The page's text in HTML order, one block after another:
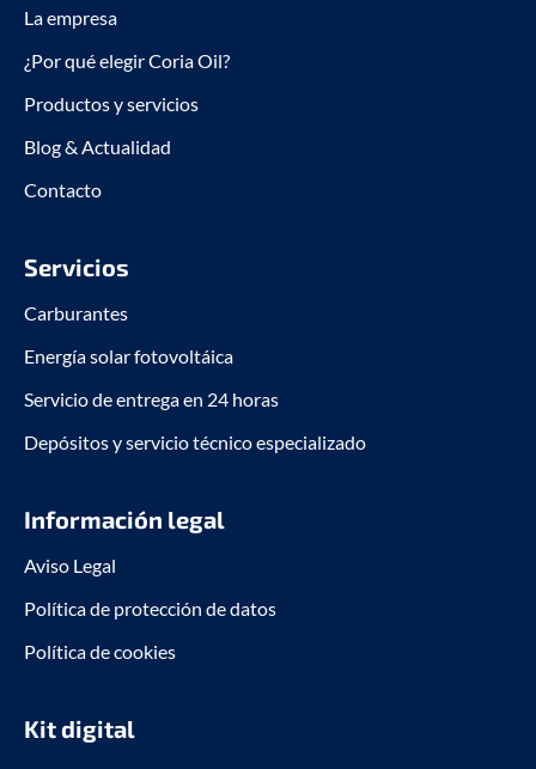
-
n
La empresa
¿Por qué elegir Coria Oil?
Productos y servicios
Blog & Actualidad
Contacto
Servicios
Carburantes
Energía solar fotovoltáica
Servicio de entrega en 24 horas
Depósitos y servicio técnico especializado
Información legal
Aviso Legal
Política de protección de datos
Política de cookies
Kit digital